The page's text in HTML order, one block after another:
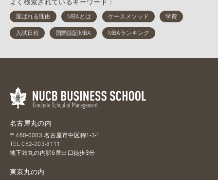
よく検索されているキーワード：
名古屋丸の内
〒460-0003 名古屋市中区錦1-3-1
TEL052-203-8111
地下鉄丸の内駅6番出口徒歩3分
東京丸の内